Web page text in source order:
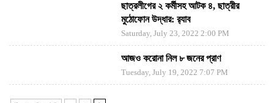
ছাত্রলীগের ২ কর্মীসহ আটক ৪, ছাত্রীর
মুঠোফোন উদ্ধার: র‍্যাব
Saturday, July 23, 2022 2:00 PM
আজও করোনা নিল ৮ জনের প্রাণ
Tuesday, July 19, 2022 7:07 PM